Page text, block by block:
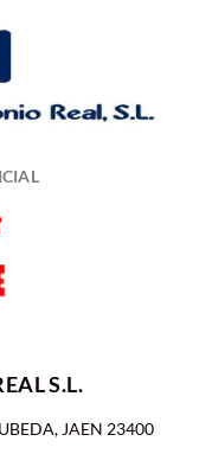
S.L.
JAEN 23400